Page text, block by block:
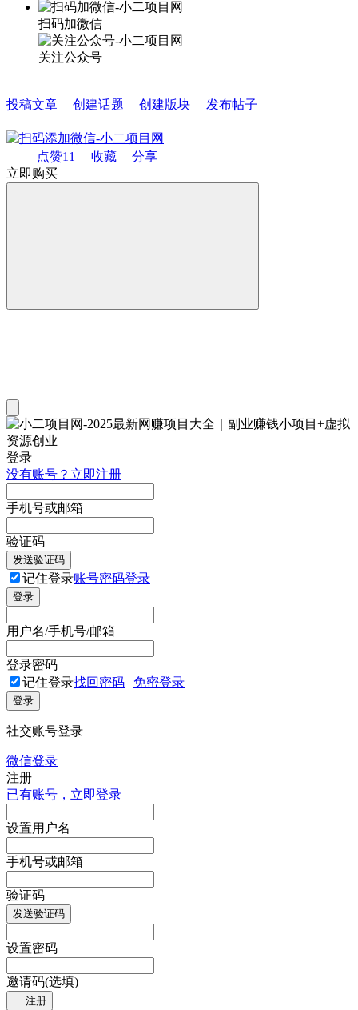
扫码加微信
关注公众号
投稿文章 创建话题 创建版块 发布帖子
点赞11 收藏
分享
立即购买
登录
没有账号？立即注册
手机号或邮箱
验证码
发送验证码
记住登录账号密码登录
登录
用户名/手机号/邮箱
登录密码
记住登录找回密码 | 免密登录
登录
社交账号登录
微信登录
注册
已有账号，立即登录
设置用户名
手机号或邮箱
验证码
发送验证码
设置密码
邀请码(选填)
注册